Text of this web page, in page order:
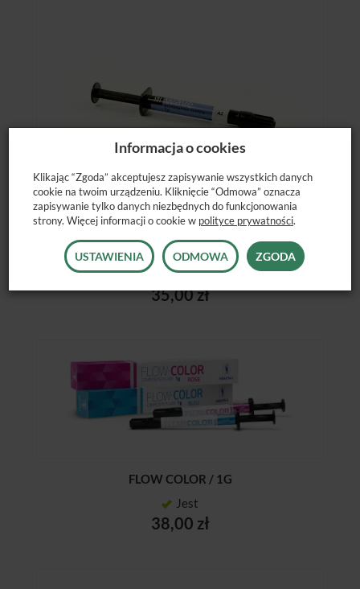
WAVE / 1G
Jest
35,00 zł
FLOW COLOR / 1G
Jest
38,00 zł
Informacja o cookies
Klikając “Zgoda” akceptujesz zapisywanie wszystkich danych
cookie na twoim urządzeniu. Kliknięcie “Odmowa” oznacza
zapisywanie tylko danych niezbędnych do funkcjonowania
strony. Więcej informacji o cookie w polityce prywatności.
USTAWIENIA ODMOWA ZGODA